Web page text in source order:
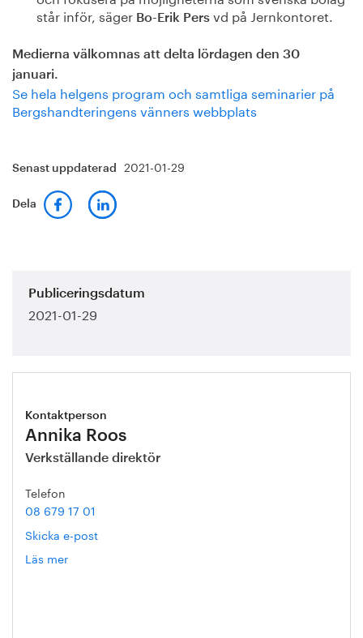
står inför, säger Bo-Erik Pers vd på Jernkontoret.
Medierna välkomnas att delta lördagen den 30
januari.
Se hela helgens program och samtliga seminarier på
Bergshandteringens vänners webbplats
Senast uppdaterad 2021-01-29
Dela
Publiceringsdatum
2021-01-29
Kontaktperson
Annika Roos
Verkställande direktör
Telefon
08 679 17 01
Skicka e-post
Läs mer